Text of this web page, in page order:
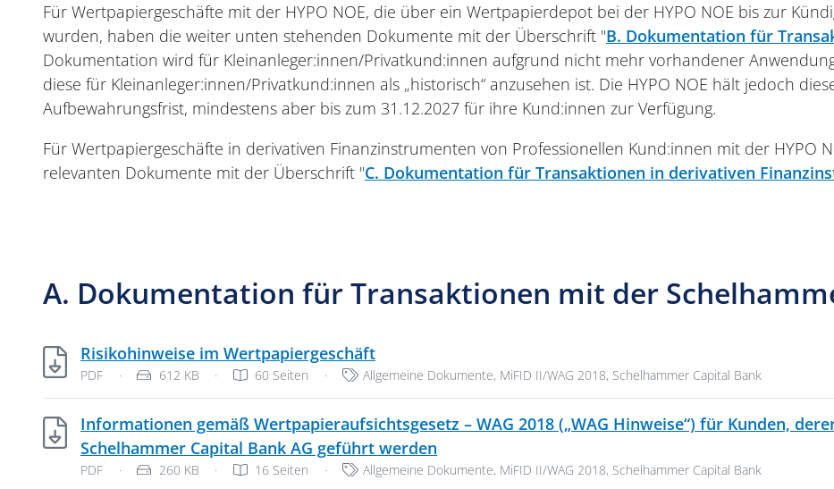
Für Wertpapiergeschäfte mit der HYPO NOE, die über ein Wertpapierdepot bei der HYPO NOE bis zur
wurden, haben die weiter unten stehenden Dokumente mit der Überschrift "B. Dokumentation für
Dokumentation wird für Kleinanleger:innen/Privatkund:innen aufgrund nicht mehr vorhandener
diese für Kleinanleger:innen/Privatkund:innen als „historisch“ anzusehen ist. Die HYPO NOE hält jedoch
Aufbewahrungsfrist, mindestens aber bis zum 31.12.2027 für ihre Kund:innen zur Verfügung.
Für Wertpapiergeschäfte in derivativen Finanzinstrumenten von Professionellen Kund:innen mit der HYPO
relevanten Dokumente mit der Überschrift "C. Dokumentation für Transaktionen in derivativen
A. Dokumentation für Transaktionen mit der
Risikohinweise im WertpapiergeschäftPDF, 612 KB
Dateityp: PDF-Dokument
PDF · Dateigröße:
612 KB · 60 Seiten · Kategorien:
Allgemeine Dokumente, MiFID II/WAG 2018, Schelhammer Capital Bank
Informationen gemäß Wertpapieraufsichtsgesetz – WAG 2018 („WAG Hinweise“) für Kunden,
Schelhammer Capital Bank AG geführt werden
Dateityp: PDF-Dokument
PDF · Dateigröße:
260 KB · 16 Seiten · Kategorien:
Allgemeine Dokumente, MiFID II/WAG 2018, Schelhammer Capital Bank